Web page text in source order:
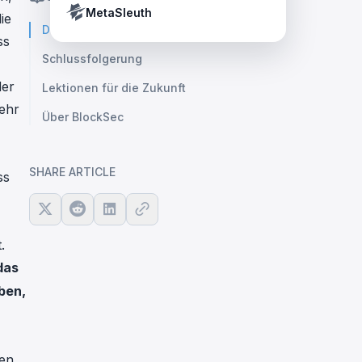
Tether’s blacklist in real time.
MetaSleuth
Der gesamte Prozess
Schlussfolgerung
Lektionen für die Zukunft
Über BlockSec
SHARE ARTICLE